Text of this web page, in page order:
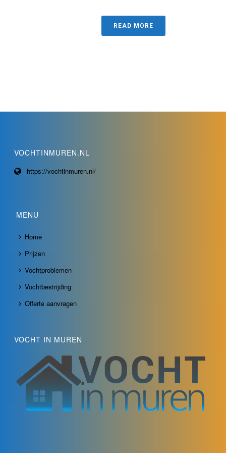
READ MORE
VOCHTINMUREN.NL
https://vochtinmuren.nl/
MENU
Home
Prijzen
Vochtproblemen
Vochtbestrijding
Offerte aanvragen
VOCHT IN MUREN